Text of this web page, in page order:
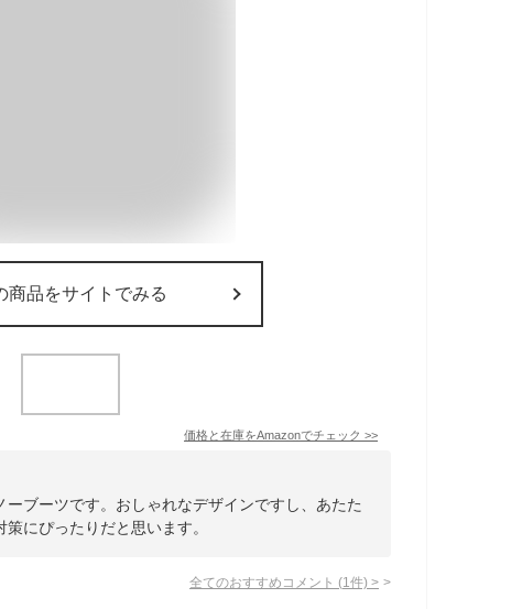
商品をサイトでみる
価格と在庫をAmazonでチェック >>
ブーツです。おしゃれなデザインですし、あたた
にぴったりだと思います。
全てのおすすめコメント (1 件) >